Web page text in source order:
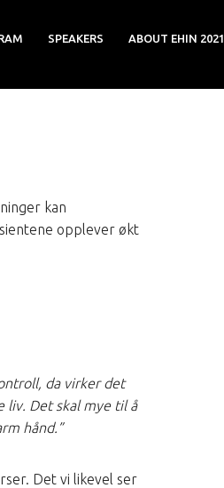
SPEAKERS ABOUT EHIN 2021
kan
opplever økt
da virker det
liv. Det skal mye til å
hånd.”
Det vi likevel ser